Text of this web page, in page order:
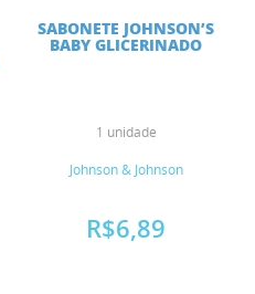
SABONETE JOHNSON’S
BABY GLICERINADO
1 unidade
Johnson & Johnson
R$6,89